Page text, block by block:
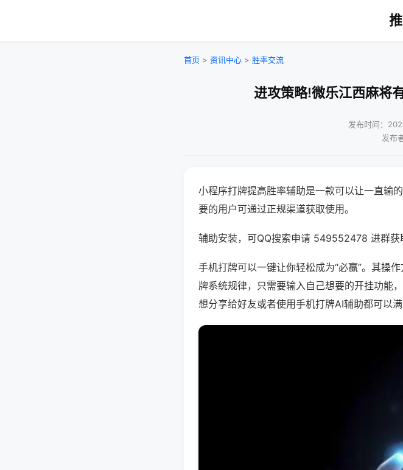
首页 > 资讯中心 > 胜率交流
进攻策略!微乐江西麻将
发布时间：
发布
小程序打牌提高胜率辅助是一款可以让一直输
要的用户可通过正规渠道获取使用。
辅助安装，可QQ搜索申请 549552478 进群获
手机打牌可以一键让你轻松成为“必赢”。其操
牌系统规律，只需要输入自己想要的开挂功能
想分享给好友或者使用手机打牌AI辅助都可以满